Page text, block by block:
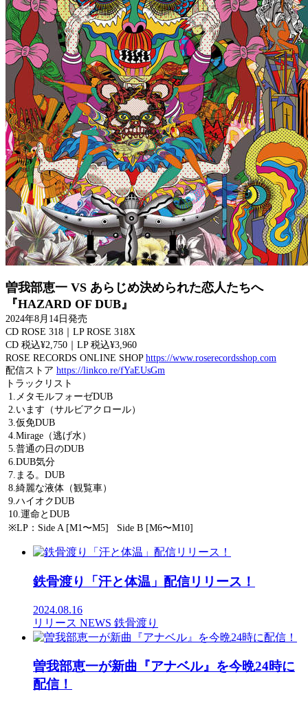
曽我部恵一 VS あらじめ決められた恋人たちへ
『HAZARD OF DUB』
2024年8月14日発売
CD ROSE 318｜LP ROSE 318X
CD 税込¥2,750｜LP 税込¥3,960
ROSE RECORDS ONLINE SHOPhttps://www.roserecordsshop.com
配信ストア https://linkco.re/fYaEUsGm
トラックリスト
1.メタモルフォーゼDUB
2.います（サルビアクロール）
3.仮免DUB
4.Mirage（逃げ水）
5.普通の日のDUB
6.DUB気分
7.まる。DUB
8.綺麗な液体（観覧車）
9.ハイオクDUB
10.運命とDUB
※LP：Side A [M1〜M5] Side B [M6〜M10]
鉄骨渡り「汗と体温」配信リリース！
2024.08.16
リリース NEWS 鉄骨渡り
曽我部恵一が新曲『アナベル』を今晩24時に
配信！